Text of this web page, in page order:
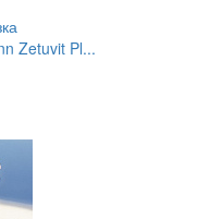
Zetuvit Pl...